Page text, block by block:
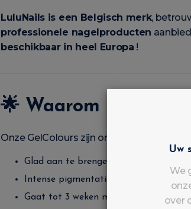
LuluNails is een Belgisch merk,
professionele nagelproducten
beschikbaar in heel Europa !
🌟 Waarom kiezen
Onze GelColours zijn ontworpen om te
Glad aan te brengen, zelfs voor
Intense pigmentatie vanaf de eerste
Gaat tot 3 weken mee zonder af te
Uw
We
over